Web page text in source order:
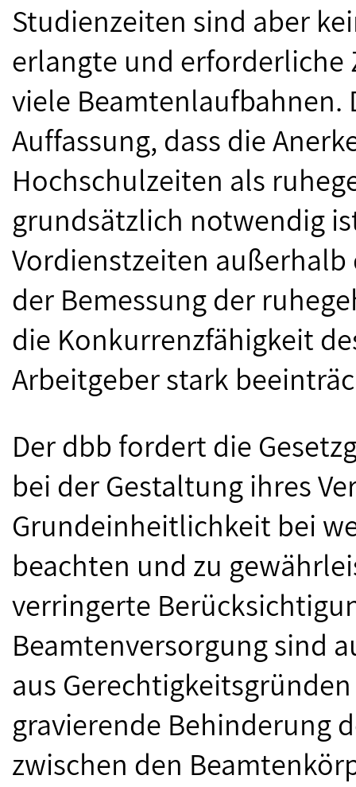
Studienzeiten sind aber
erlangte und erforderliche
viele Beamtenlaufbahnen.
Auffassung, dass die
Hochschulzeiten als
grundsätzlich notwendig
Vordienstzeiten
der Bemessung der
die Konkurrenzfähigkeit
Arbeitgeber stark
Der dbb fordert die
bei der Gestaltung ihres
Grundeinheitlichkeit bei
beachten und zu
verringerte
Beamtenversorgung sind
aus
gravierende Behinderung
zwischen den